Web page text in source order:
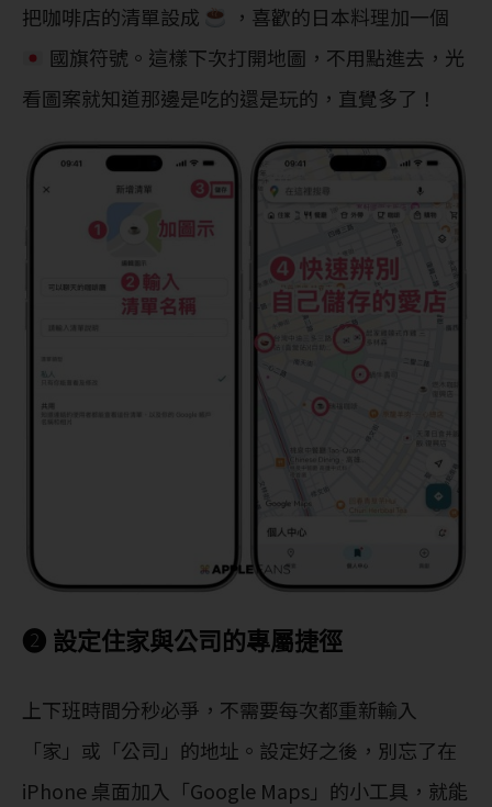
把咖啡店的清單設成
，喜歡的日本料理加一個
國旗符號。這樣下次打開地圖，不用點進去，光
看圖案就知道那邊是吃的還是玩的，直覺多了！
❷ 設定住家與公司的專屬捷徑
上下班時間分秒必爭，不需要每次都重新輸入
「家」或「公司」的地址。設定好之後，別忘了在
iPhone 桌面加入「Google Maps」的小工具，就能